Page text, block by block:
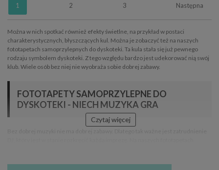
1 2 3 Następna
Można w nich spotkać również efekty świetlne, na przykład w postaci
charakterystycznych, błyszczących kul. Można je zobaczyć też na naszych
fototapetach samoprzylepnych do dyskoteki. Ta kula stała się już pewnego
rodzaju symbolem dyskoteki. Z tego względu bardzo jest udekorować nią swój
klub. Wiele osób bez niej nie wyobraża sobie dobrej zabawy.
FOTOTAPETY SAMOPRZYLEPNE DO
DYSKOTEKI - NIECH MUZYKA GRA
Twoich gości do jeszcze lepszej zabawy.
Czytaj więcej